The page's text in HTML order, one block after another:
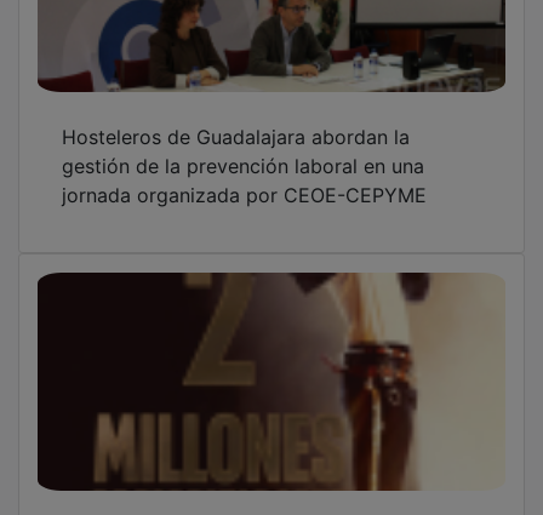
Michael continúa como la película más vista
en Multicines Guadalajara
Guadalajara celebrará su V Feria Intercultural
con más de 20 países y nuevas asociaciones